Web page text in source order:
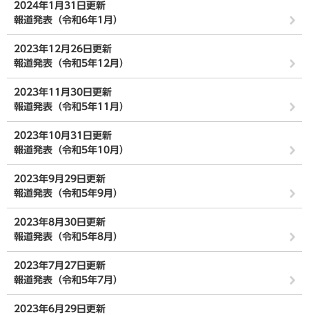
2024年1月31日更新
報道発表（令和6年1月）
2023年12月26日更新
報道発表（令和5年12月）
2023年11月30日更新
報道発表（令和5年11月）
2023年10月31日更新
報道発表（令和5年10月）
2023年9月29日更新
報道発表（令和5年9月）
2023年8月30日更新
報道発表（令和5年8月）
2023年7月27日更新
報道発表（令和5年7月）
2023年6月29日更新